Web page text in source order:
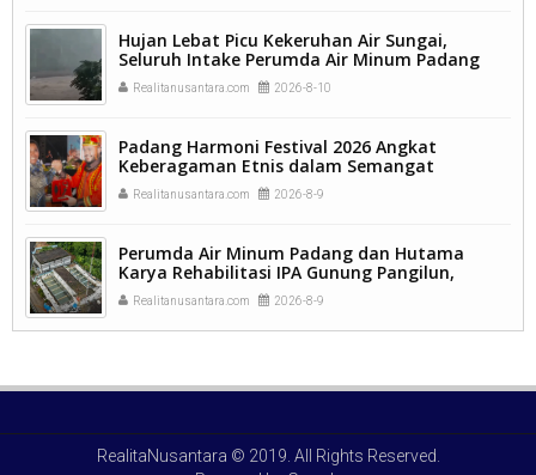
Hujan Lebat Picu Kekeruhan Air Sungai,
Seluruh Intake Perumda Air Minum Padang
Dihentikan Sementara.
Realitanusantara.com 2026-8-10
Padang Harmoni Festival 2026 Angkat
Keberagaman Etnis dalam Semangat
Persatuan
Realitanusantara.com 2026-8-9
Perumda Air Minum Padang dan Hutama
Karya Rehabilitasi IPA Gunung Pangilun,
Distribusi Air Bersih Terdampak.
Realitanusantara.com 2026-8-9
RealitaNusantara © 2019. All Rights Reserved.